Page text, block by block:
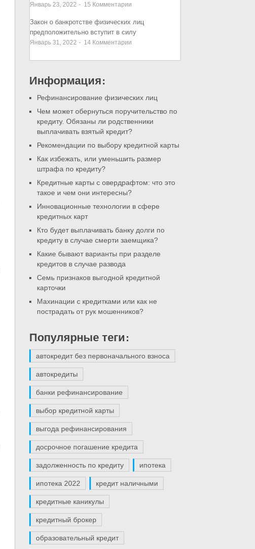
Январь 23, 2022 - 15 Комментарии
Закон о банкротстве физических лиц
предположительно вступит в силу
Январь 31, 2022 - 14 Комментарии
Информация:
Рефинансирование физических лиц
Чем может обернуться поручительство по
кредиту. Обязаны ли родственники
выплачивать взятый кредит?
Рекомендации по выбору кредитной карты
Как избежать, или уменьшить размер
штрафа по кредиту?
Кредитные карты с овердрафтом: что это
такое и чем они интересны?
Инновационные технологии в сфере
кредитных карт
Кто будет выплачивать банку долги по
кредиту в случае смерти заемщика?
Какие бывают варианты при разделе
кредитов в случае развода
Семь признаков выгодной кредитной
карточки
Махинации с кредитками или как не
пострадать от рук мошенников?
Популярные теги:
автокредит без первоначального взноса
автокредиты
банки рефинансирование
выбор кредитной карты
выгода рефинансирования
досрочное погашение кредита
задолженность по кредиту ипотека
ипотека 2022 кредит наличными
кредитные каникулы
кредитный брокер
образовательный кредит